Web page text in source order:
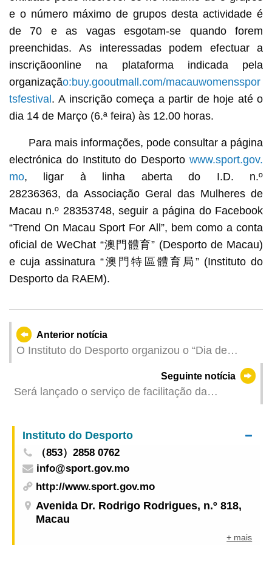
e o número máximo de grupos desta actividade é
de 70 e as vagas esgotam-se quando forem
preenchidas. As interessadas podem efectuar a
inscriçãoonline na plataforma indicada pela
organização:buy.gooutmall.com/macauwomensspor
tsfestival . A inscrição começa a partir de hoje até o
dia 14 de Março (6.ª feira) às 12.00 horas.
Para mais informações, pode consultar a página
electrónica do Instituto do Desportowww.sport.gov.
mo, ligar à linha aberta do I.D. n.º
28236363, da Associação Geral das Mulheres de
Macau n.º 28353748, seguir a página do Facebook
“Trend On Macau Sport For All”, bem como a conta
oficial de WeChat “澳門體育” (Desporto de Macau)
e cuja assinatura “澳門特區體育局” (Instituto do
Desporto da RAEM).
Anterior notícia
O Instituto do Desporto organizou o “Dia de
Desporto para Todos” para promover a saúde no
Seguinte notícia
Será lançado o serviço de facilitação da
A DSEDT apela aos residentes para não
necessitarem de se apressar a efectuar a
substituição do novo cartão de idosos
Instituto do Desporto
（853）2858 0762
info@sport.gov.mo
http://www.sport.gov.mo
Avenida Dr. Rodrigo Rodrigues, n.º 818,
Macau
+ mais